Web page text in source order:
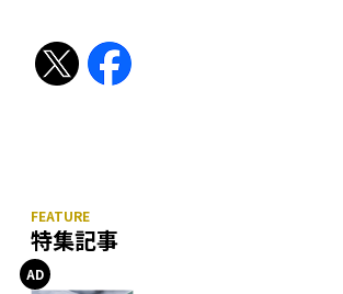
特集記事